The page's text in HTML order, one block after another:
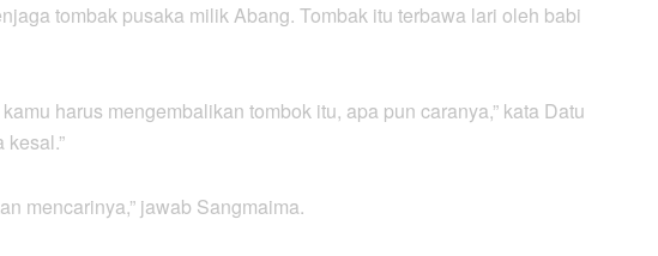
tombak pusaka milik Abang. Tombak itu terbawa lari oleh babi
harus mengembalikan tombok itu, apa pun caranya,” kata Datu
mencarinya,” jawab Sangmaima.